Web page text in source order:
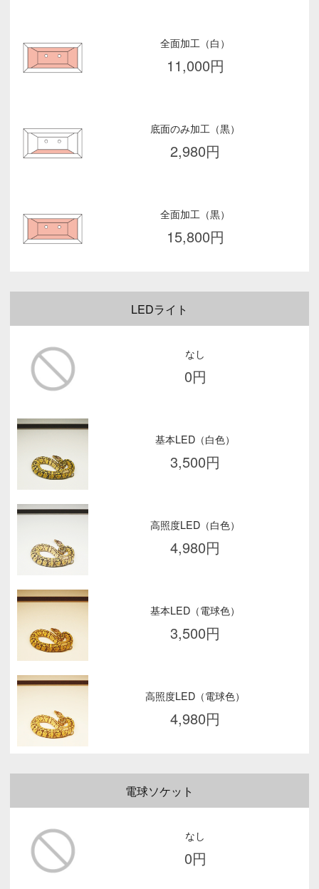
全面加工（白）
11,000円
底面のみ加工（黒）
2,980円
全面加工（黒）
15,800円
LEDライト
なし
0円
基本LED（白色）
3,500円
高照度LED（白色）
4,980円
基本LED（電球色）
3,500円
高照度LED（電球色）
4,980円
電球ソケット
なし
0円